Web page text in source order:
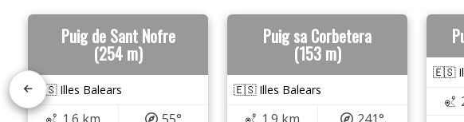
Puig de Sant Nofre
(254 m)
🇪🇸 Illes Balears
Puig sa Corbetera
(153 m)
🇪🇸 Illes Balears
🇪🇸